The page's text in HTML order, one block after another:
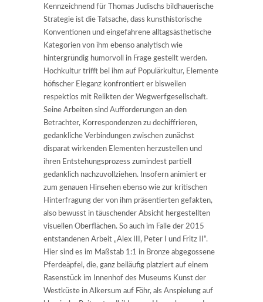
Kennzeichnend für Thomas Judischs bildhauerische
Strategie ist die Tatsache, dass kunsthistorische
Konventionen und eingefahrene alltagsästhetische
Kategorien von ihm ebenso analytisch wie
hintergründig humorvoll in Frage gestellt werden.
Hochkultur trifft bei ihm auf Populärkultur, Elemente
höfischer Eleganz konfrontiert er bisweilen
respektlos mit Relikten der Wegwerfgesellschaft.
Seine Arbeiten sind Aufforderungen an den
Betrachter, Korrespondenzen zu dechiffrieren,
gedankliche Verbindungen zwischen zunächst
disparat wirkenden Elementen herzustellen und
ihren Entstehungsprozess zumindest partiell
gedanklich nachzuvollziehen. Insofern animiert er
zum genauen Hinsehen ebenso wie zur kritischen
Hinterfragung der von ihm präsentierten gefakten,
also bewusst in täuschender Absicht hergestellten
visuellen Oberflächen. So auch im Falle der 2015
entstandenen Arbeit „Alex III, Peter I und Fritz II“.
Hier sind es im Maßstab 1:1 in Bronze abgegossene
Pferdeäpfel, die, ganz beiläufig platziert auf einem
Rasenstück im Innenhof des Museums Kunst der
Westküste in Alkersum auf Föhr, als Anspielung auf